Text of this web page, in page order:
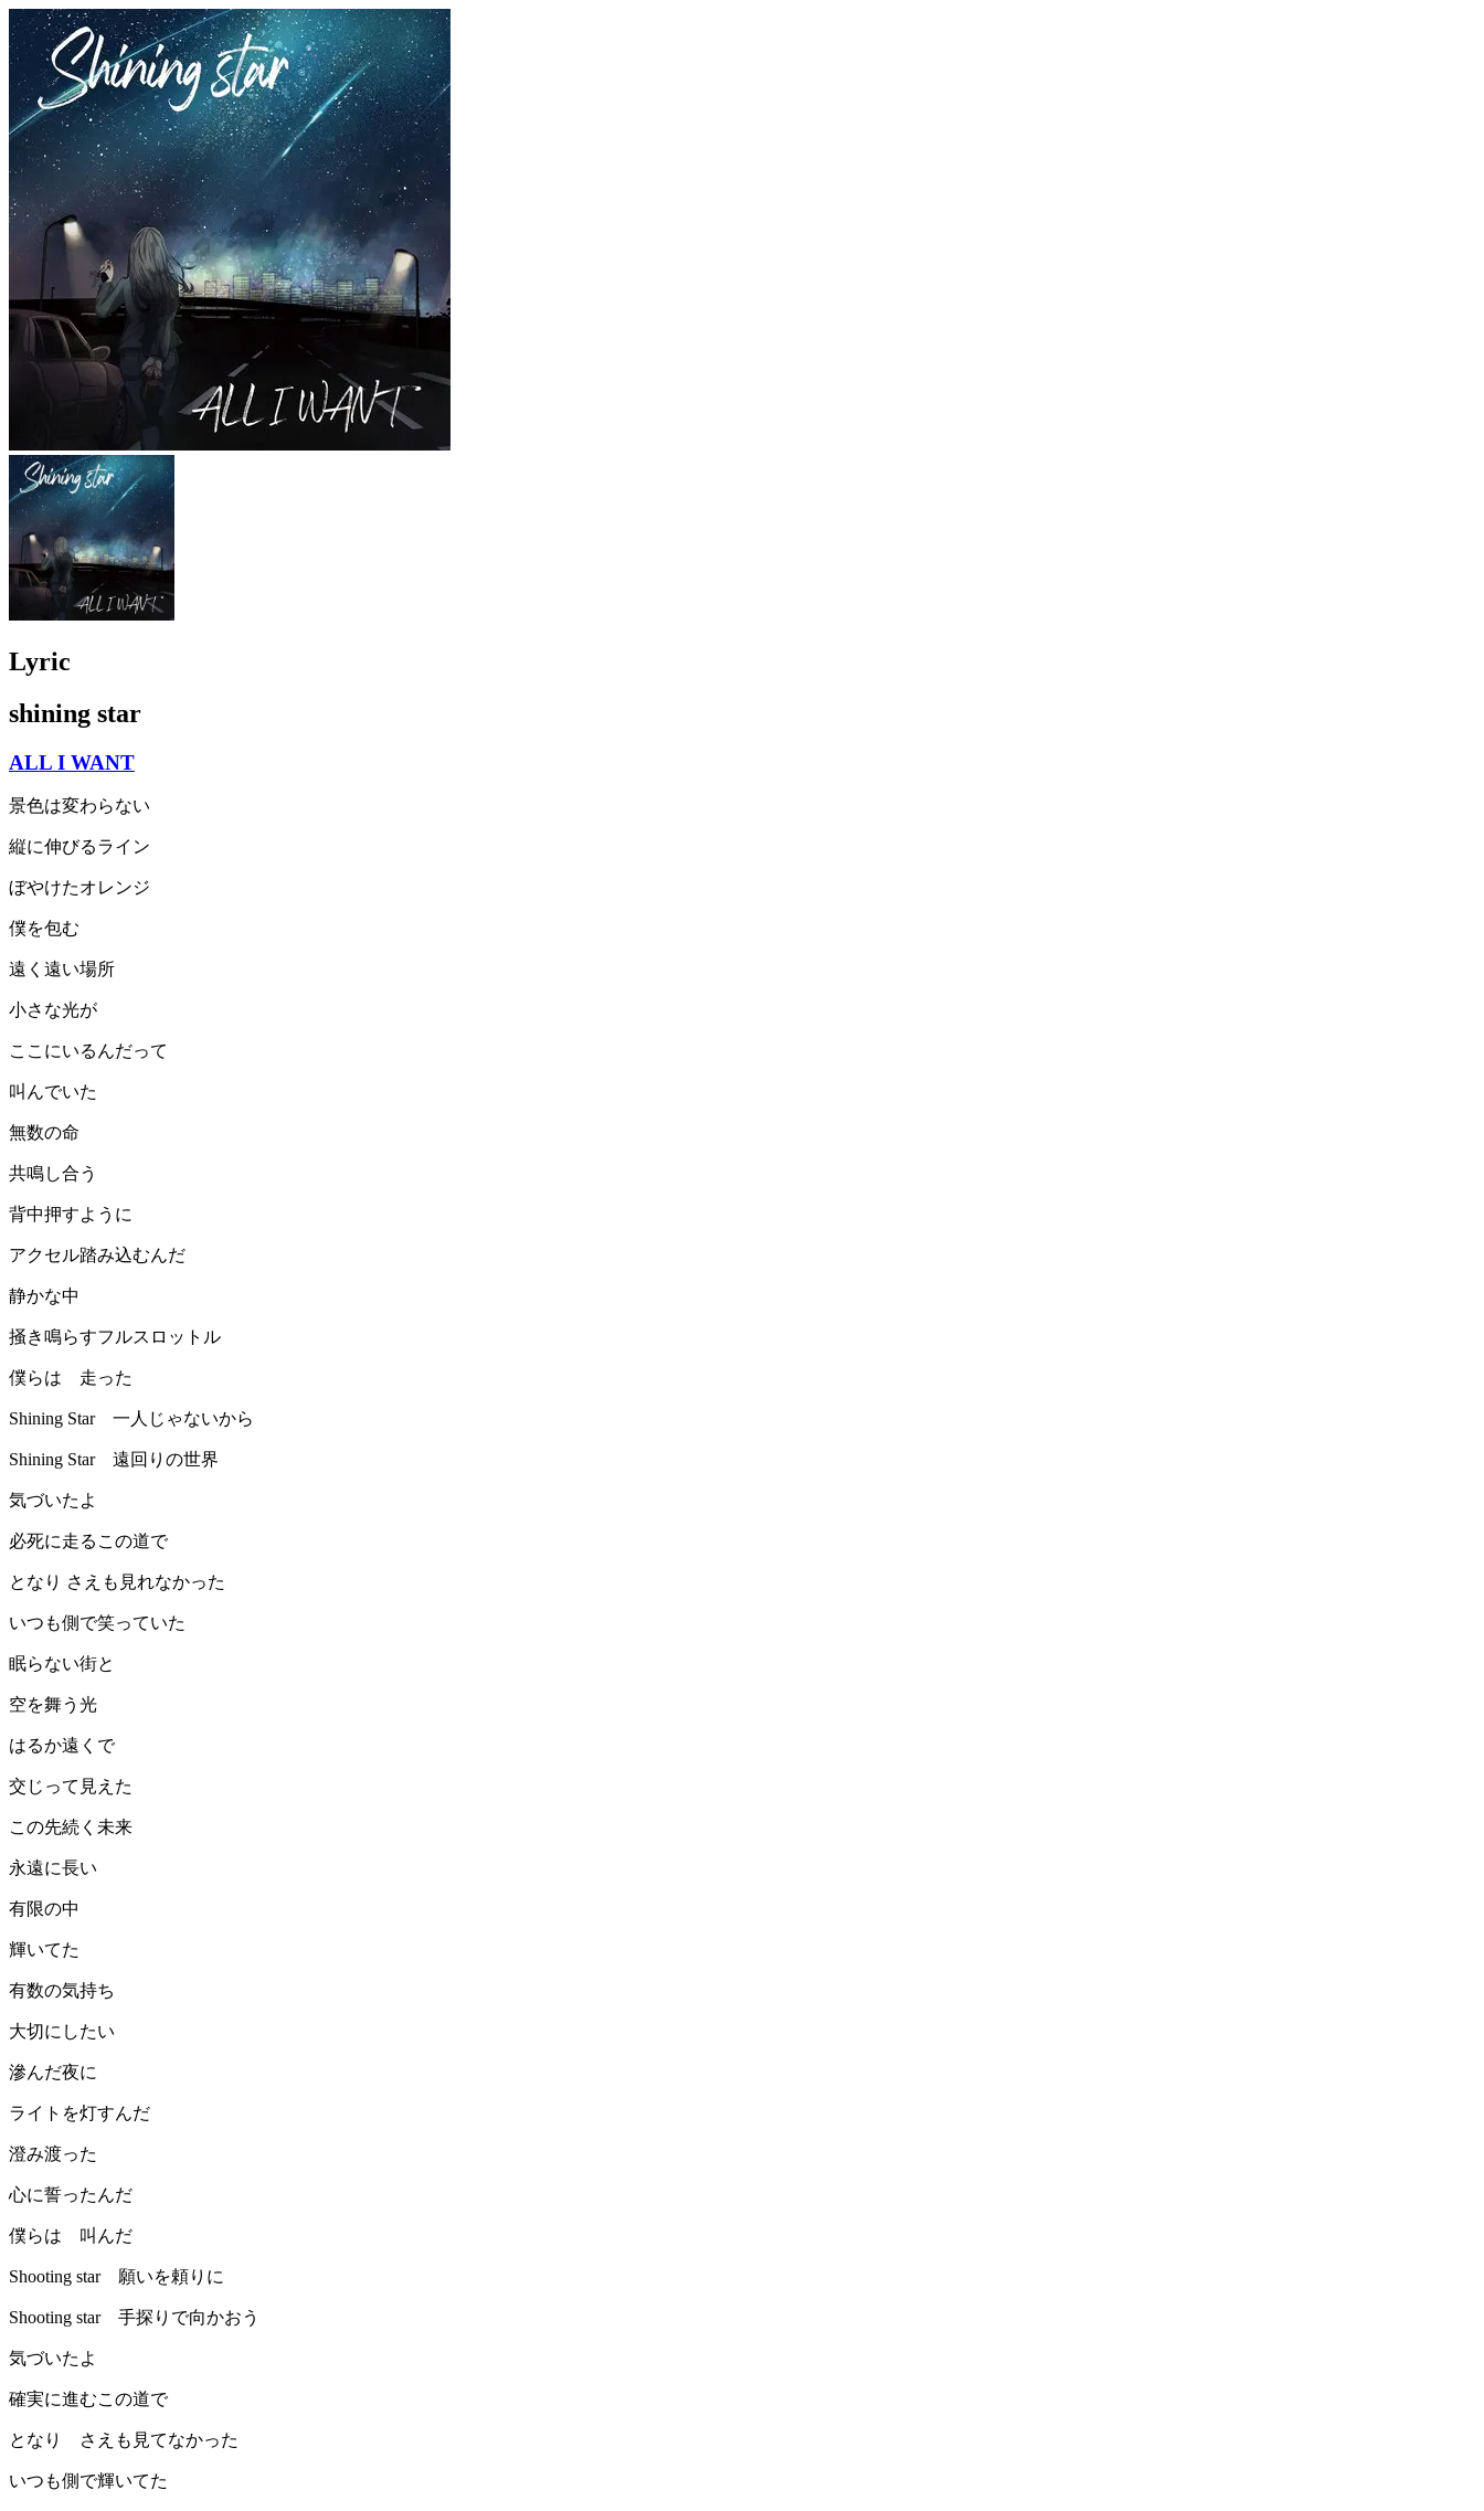
Lyric
shining star
ALL I WANT
景色は変わらない
縦に伸びるライン
ぼやけたオレンジ
僕を包む
遠く遠い場所
小さな光が
ここにいるんだって
叫んでいた
無数の命
共鳴し合う
背中押すように
アクセル踏み込むんだ
静かな中
掻き鳴らすフルスロットル
僕らは 走った
Shining Star 一人じゃないから
Shining Star 遠回りの世界
気づいたよ
必死に走るこの道で
となり さえも見れなかった
いつも側で笑っていた
眠らない街と
空を舞う光
はるか遠くで
交じって見えた
この先続く未来
永遠に長い
有限の中
輝いてた
有数の気持ち
大切にしたい
滲んだ夜に
ライトを灯すんだ
澄み渡った
心に誓ったんだ
僕らは 叫んだ
Shooting star 願いを頼りに
Shooting star 手探りで向かおう
気づいたよ
確実に進むこの道で
となり さえも見てなかった
いつも側で輝いてた